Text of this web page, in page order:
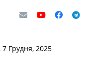
7 Грудня, 2025